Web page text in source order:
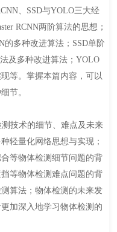
、SSD与YOLO三大经
RCNN两阶算法的思想；
的多种改进算法；SSD单阶
及多种改进算法；YOLO
等。掌握本篇内容，可以
节。
技术的细节、难点及未来
轻量化网络思想与实现；
等物体检测细节问题的背
等物体检测难点问题的背
算法；物体检测的未来发
加深入地学习物体检测的